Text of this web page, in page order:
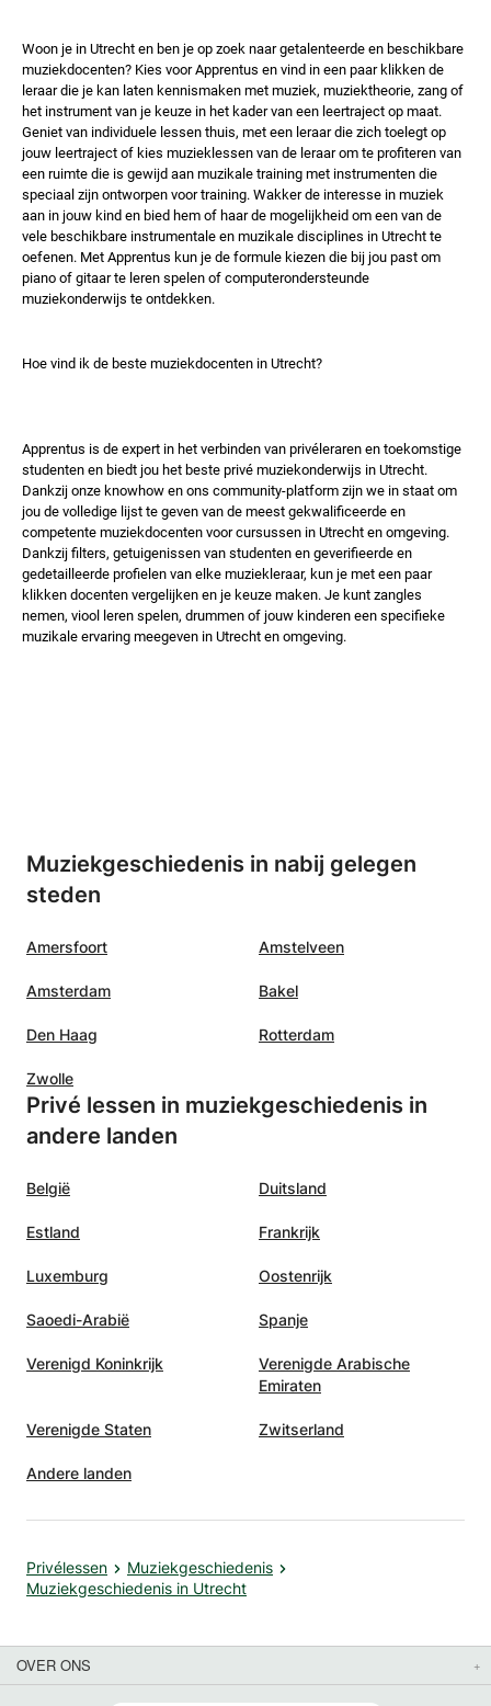
Woon je in Utrecht en ben je op zoek naar getalenteerde en beschikbare
muziekdocenten? Kies voor Apprentus en vind in een paar klikken de
leraar die je kan laten kennismaken met muziek, muziektheorie, zang of
het instrument van je keuze in het kader van een leertraject op maat.
Geniet van individuele lessen thuis, met een leraar die zich toelegt op
jouw leertraject of kies muzieklessen van de leraar om te profiteren van
een ruimte die is gewijd aan muzikale training met instrumenten die
speciaal zijn ontworpen voor training. Wakker de interesse in muziek
aan in jouw kind en bied hem of haar de mogelijkheid om een ​​van de
vele beschikbare instrumentale en muzikale disciplines in Utrecht te
oefenen. Met Apprentus kun je de formule kiezen die bij jou past om
piano of gitaar te leren spelen of computerondersteunde
muziekonderwijs te ontdekken.
Hoe vind ik de beste muziekdocenten in Utrecht?
Apprentus is de expert in het verbinden van privéleraren en toekomstige
studenten en biedt jou het beste privé muziekonderwijs in Utrecht.
Dankzij onze knowhow en ons community-platform zijn we in staat om
jou de volledige lijst te geven van de meest gekwalificeerde en
competente muziekdocenten voor cursussen in Utrecht en omgeving.
Dankzij filters, getuigenissen van studenten en geverifieerde en
gedetailleerde profielen van elke muziekleraar, kun je met een paar
klikken docenten vergelijken en je keuze maken. Je kunt zangles
nemen, viool leren spelen, drummen of jouw kinderen een specifieke
muzikale ervaring meegeven in Utrecht en omgeving.
Muziekgeschiedenis in nabij gelegen
steden
Amersfoort Amstelveen
Amsterdam Bakel
Den Haag Rotterdam
Zwolle
Privé lessen in muziekgeschiedenis in
andere landen
België Duitsland
Estland Frankrijk
Luxemburg Oostenrijk
Saoedi-Arabië Spanje
Verenigd Koninkrijk
Verenigde Arabische
Emiraten
Verenigde Staten Zwitserland
Andere landen
Privélessen
Muziekgeschiedenis
Muziekgeschiedenis in Utrecht
OVER ONS